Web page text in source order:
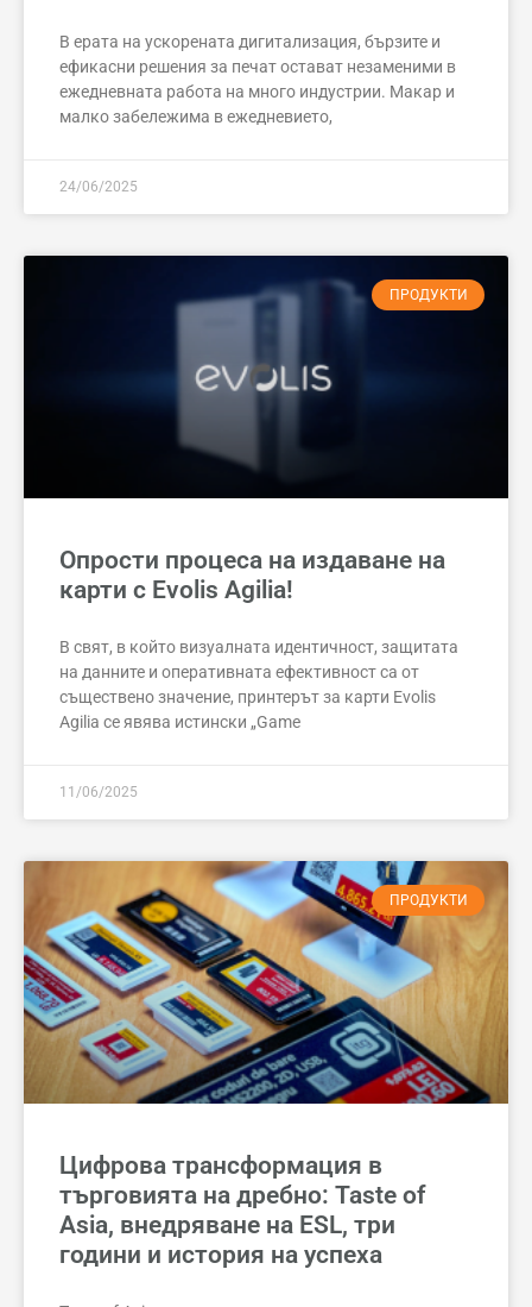
В ерата на ускорената дигитализация, бързите и
ефикасни решения за печат остават незаменими в
ежедневната работа на много индустрии. Макар и
малко забележима в ежедневието,
24/06/2025
ПРОДУКТИ
Опрости процеса на издаване на
карти с Evolis Agilia!
В свят, в който визуалната идентичност, защитата
на данните и оперативната ефективност са от
съществено значение, принтерът за карти Evolis
Agilia се явява истински „Game
11/06/2025
ПРОДУКТИ
Цифрова трансформация в
търговията на дребно: Taste of
Asia, внедряване на ESL, три
години и история на успеха